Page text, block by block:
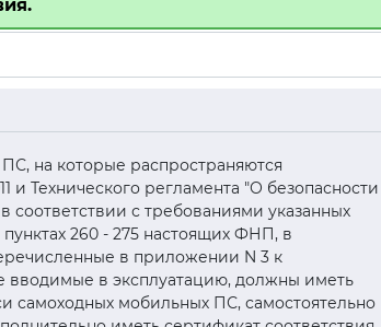
на которые распространяются
и Технического регламента "О безопасности
соответствии с требованиями указанных
пунктах 260 - 275 настоящих ФНП, в
в приложении N 3 к
вводимые в эксплуатацию, должны иметь
самоходных мобильных ПС, самостоятельно